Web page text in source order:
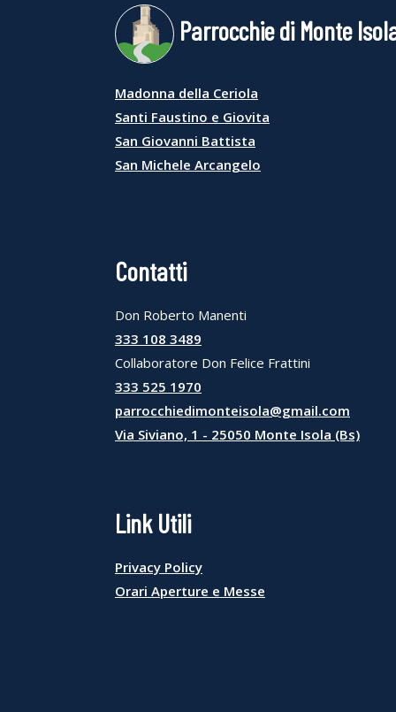
Parrocchie di Monte
Madonna della Ceriola
Santi Faustino e Giovita
San Giovanni Battista
San Michele Arcangelo
Contatti
Don Roberto Manenti
333 108 3489
Collaboratore Don Felice Frattini
333 525 1970
parrocchiedimonteisola@gmail.com
Via Siviano, 1 - 25050 Monte Isola (Bs)
Link Utili
Privacy Policy
Orari Aperture e Messe